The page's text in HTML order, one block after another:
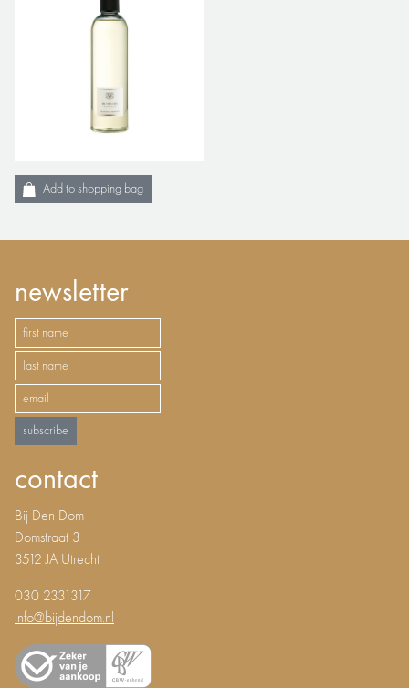
Add to shopping bag
newsletter
subscribe
contact
Bij Den Dom
Domstraat 3
3512 JA Utrecht
030 2331317
info@bijdendom.nl